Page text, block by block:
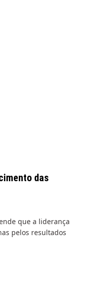
das
que a liderança
pelos resultados